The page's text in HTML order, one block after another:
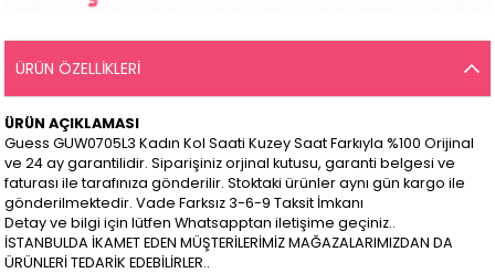
ÜRÜN ÖZELLIKLERI
ÜRÜN AÇIKLAMASI
Guess GUW0705L3 Kadın Kol Saati Kuzey Saat Farkıyla %100 Orijinal
ve 24 ay garantilidir. Siparişiniz orjinal kutusu, garanti belgesi ve
faturası ile tarafınıza gönderilir. Stoktaki ürünler aynı gün kargo ile
gönderilmektedir. Vade Farksız 3-6-9 Taksit İmkanı
Detay ve bilgi için lütfen Whatsapptan iletişime geçiniz..
İSTANBULDA İKAMET EDEN MÜŞTERİLERİMİZ MAĞAZALARIMIZDAN DA
ÜRÜNLERİ TEDARİK EDEBİLİRLER..